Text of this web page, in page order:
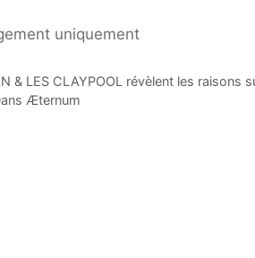
uniquement
& LES CLAYPOOL révèlent les
Æternum